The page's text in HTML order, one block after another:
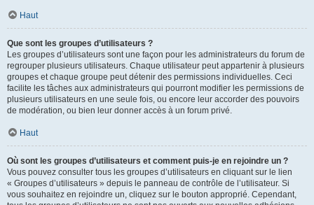
Haut
Que sont les groupes d’utilisateurs ?
Les groupes d’utilisateurs sont une façon pour les administrateurs du forum de
regrouper plusieurs utilisateurs. Chaque utilisateur peut appartenir à plusieurs
groupes et chaque groupe peut détenir des permissions individuelles. Ceci
facilite les tâches aux administrateurs qui pourront modifier les permissions de
plusieurs utilisateurs en une seule fois, ou encore leur accorder des pouvoirs
de modération, ou bien leur donner accès à un forum privé.
Haut
Où sont les groupes d’utilisateurs et comment puis-je en rejoindre un ?
Vous pouvez consulter tous les groupes d’utilisateurs en cliquant sur le lien
« Groupes d’utilisateurs » depuis le panneau de contrôle de l’utilisateur. Si
vous souhaitez en rejoindre un, cliquez sur le bouton approprié. Cependant,